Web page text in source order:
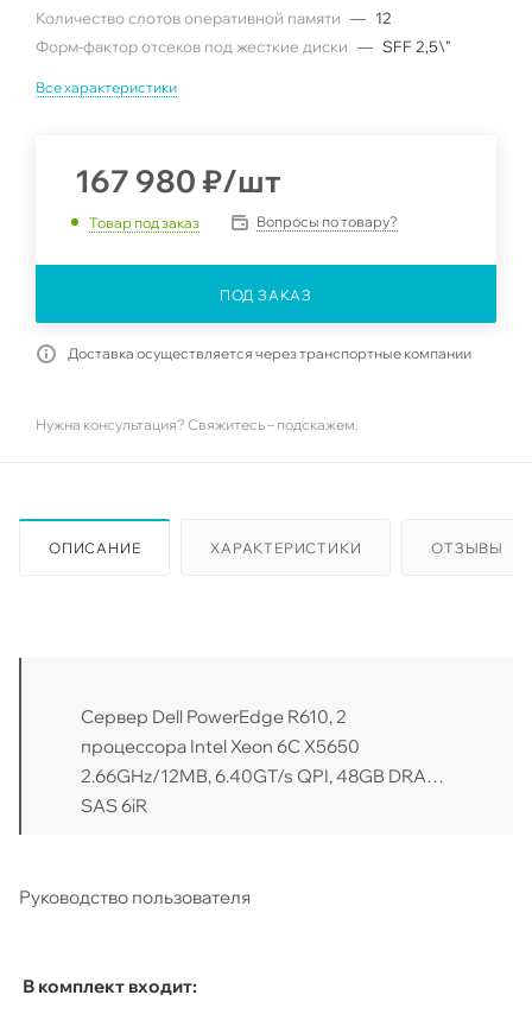
Количество слотов оперативной памяти — 12
Форм-фактор отсеков под жесткие диски — SFF 2,5\"
Все характеристики
167 980 ₽/шт
Товар под заказ Вопросы по товару?
ПОД ЗАКАЗ
Доставка осуществляется через транспортные компании
Нужна консультация? Свяжитесь – подскажем.
ОПИСАНИЕ ХАРАКТЕРИСТИКИ ОТЗЫВЫ
Сервер Dell PowerEdge R610, 2
процессора Intel Xeon 6C X5650
2.66GHz/12MB, 6.40GT/s QPI, 48GB DRAM,
SAS 6iR
Руководство пользователя
В комплект входит: